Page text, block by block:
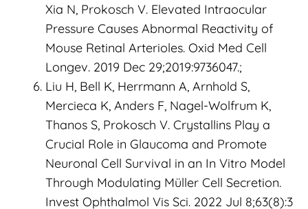
Xia N, Prokosch V. Elevated Intraocular
Pressure Causes Abnormal Reactivity of
Mouse Retinal Arterioles. Oxid Med Cell
Longev. 2019 Dec 29;2019:9736047.;
Liu H, Bell K, Herrmann A, Arnhold S,
Mercieca K, Anders F, Nagel-Wolfrum K,
Thanos S, Prokosch V. Crystallins Play a
Crucial Role in Glaucoma and Promote
Neuronal Cell Survival in an In Vitro Model
Through Modulating Müller Cell Secretion.
Invest Ophthalmol Vis Sci. 2022 Jul 8;63(8):3